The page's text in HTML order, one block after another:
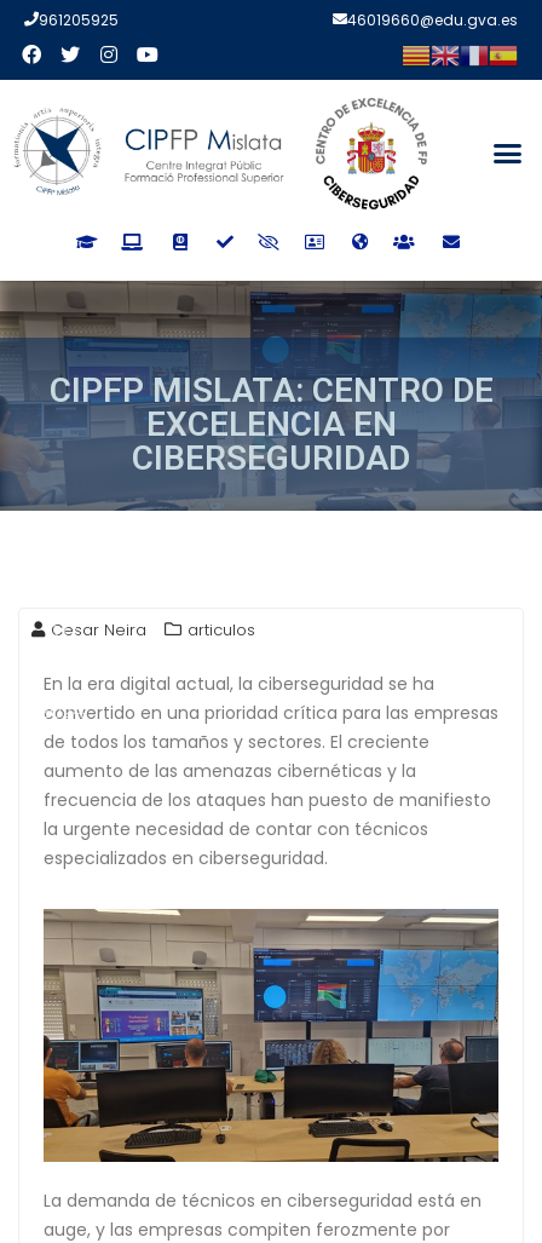
961205925 46019660@edu.gva.es
CIPFP MISLATA: CENTRO DE
EXCELENCIA EN
CIBERSEGURIDAD
CIPFP MISLATA: CENTRO DE
EXCELENCIA EN
26
2024
Cesar Neira articulos
En la era digital actual, la ciberseguridad se ha
convertido en una prioridad crítica para las empresas
de todos los tamaños y sectores. El creciente
aumento de las amenazas cibernéticas y la
frecuencia de los ataques han puesto de manifiesto
la urgente necesidad de contar con técnicos
especializados en ciberseguridad.
La demanda de técnicos en ciberseguridad está en
auge, y las empresas compiten ferozmente por